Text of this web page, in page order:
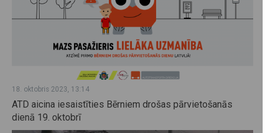
18. oktobris 2023, 13:14
ATD aicina iesaistīties Bērniem drošas pārvietošanās
dienā 19. oktobrī